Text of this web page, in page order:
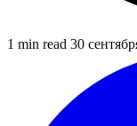
1 min read 30